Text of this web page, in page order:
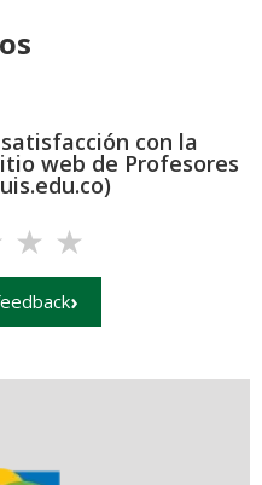
con la
web de Profesores